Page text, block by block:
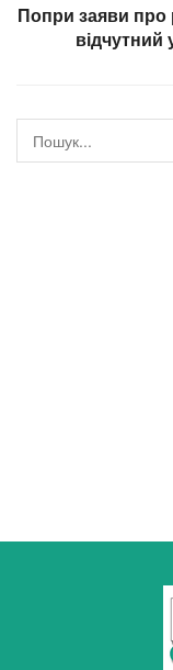
Попри заяви про
відчутний